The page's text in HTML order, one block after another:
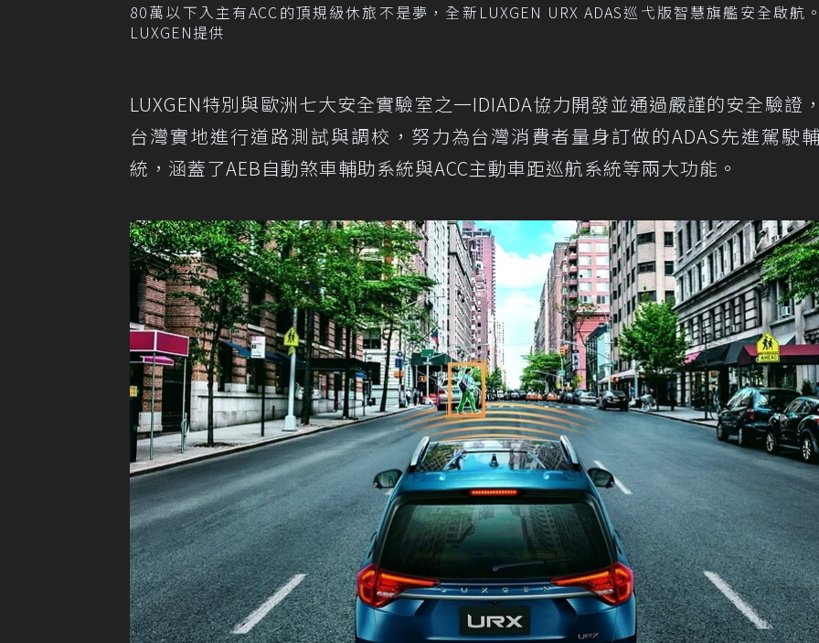
80萬以下入主有ACC的頂規級休旅不是夢，全新LUXGEN URX ADAS巡弋版智慧旗艦安全啟航
LUXGEN提供
LUXGEN特別與歐洲七大安全實驗室之一IDIADA協力開發並通過嚴謹的安全驗證
台灣實地進行道路測試與調校，努力為台灣消費者量身訂做的ADAS先進駕駛
統，涵蓋了AEB自動煞車輔助系統與ACC主動車距巡航系統等兩大功能。